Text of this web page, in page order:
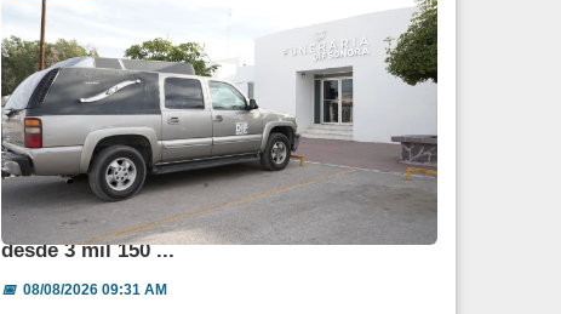
Ofrece DIF Sonora servicios funerarios
desde 3 mil 150 ...
📅08/08/2026 09:31 AM